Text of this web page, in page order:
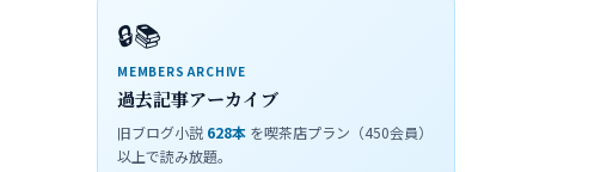
🔒📚
MEMBERS ARCHIVE
過去記事アーカイブ
旧ブログ小説 628本 を喫茶店プラン（450会員）
以上で読み放題。